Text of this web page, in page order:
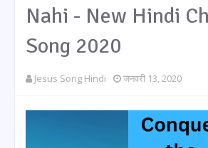
Nahi - New Hindi
Song 2020
Jesus Song Hindi जनवरी 13, 2020